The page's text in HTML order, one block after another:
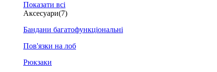
Показати всі
Аксесуари(7)
Бандани багатофункціональні
Пов'язки на лоб
Рюкзаки